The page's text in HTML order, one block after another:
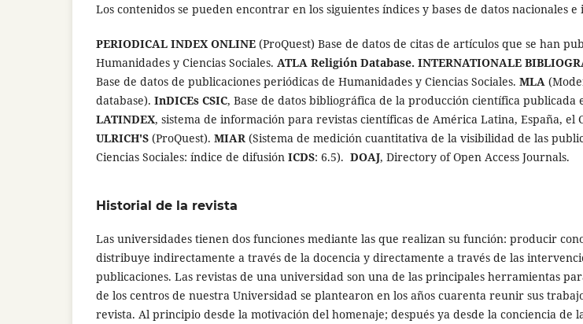
Los contenidos se pueden encontrar en los siguientes índices y bases de datos nacionales
PERIODICAL INDEX ONLINE (ProQuest) Base de datos de citas de artículos que se han
Humanidades y Ciencias Sociales. ATLA Religión Database. INTERNATIONALE
Base de datos de publicaciones periódicas de Humanidades y Ciencias Sociales. MLA
database). InDICEs CSIC, Base de datos bibliográfica de la producción científica publicada
LATINDEX, sistema de información para revistas científicas de América Latina, España, el
ULRICH'S (ProQuest). MIAR (Sistema de medición cuantitativa de la visibilidad de las
Ciencias Sociales: índice de difusión ICDS: 6.5). DOAJ, Directory of Open Access Journals.
Historial de la revista
Las universidades tienen dos funciones mediante las que realizan su función: producir
distribuye indirectamente a través de la docencia y directamente a través de las
publicaciones. Las revistas de una universidad son una de las principales herramientas
de los centros de nuestra Universidad se plantearon en los años cuarenta reunir sus
revista. Al principio desde la motivación del homenaje; después ya desde la conciencia de